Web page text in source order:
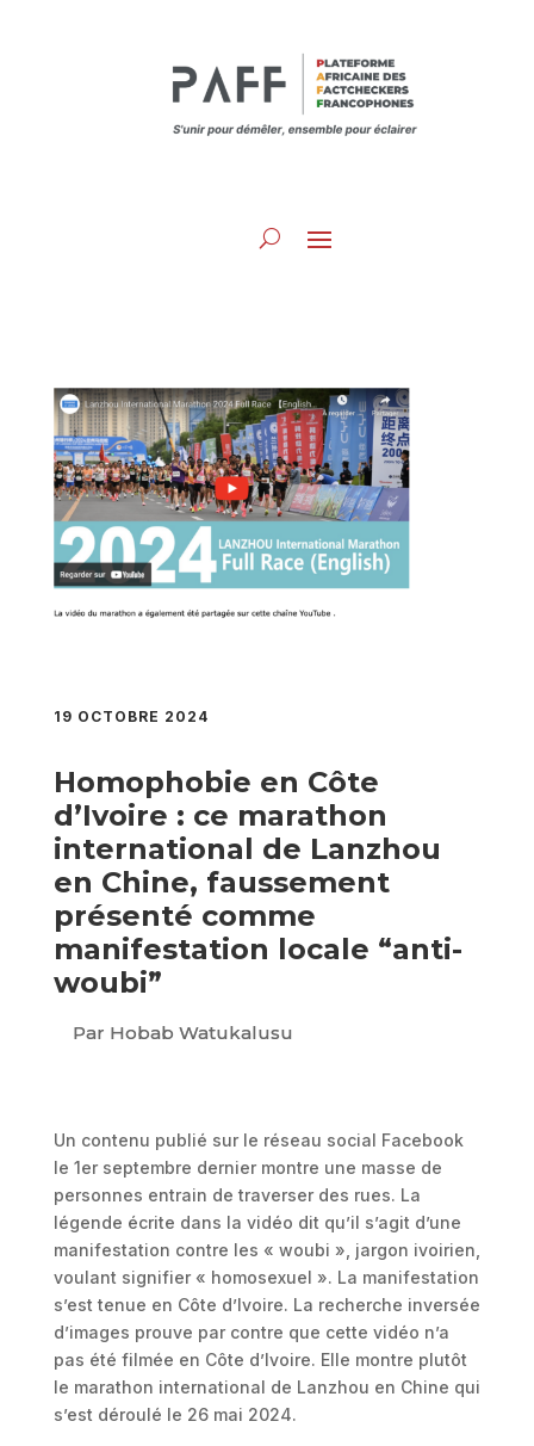
19 OCTOBRE 2024
Homophobie en Côte
d’Ivoire : ce marathon
international de Lanzhou
en Chine, faussement
présenté comme
manifestation locale “anti-
woubi”
Par Hobab Watukalusu
Un contenu publié sur le réseau social Facebook
le 1er septembre dernier montre une masse de
personnes entrain de traverser des rues. La
légende écrite dans la vidéo dit qu’il s’agit d’une
manifestation contre les « woubi », jargon ivoirien,
voulant signifier « homosexuel ». La manifestation
s’est tenue en Côte d’Ivoire. La recherche inversée
d’images prouve par contre que cette vidéo n’a
pas été filmée en Côte d’Ivoire. Elle montre plutôt
le marathon international de Lanzhou en Chine qui
s’est déroulé le 26 mai 2024.